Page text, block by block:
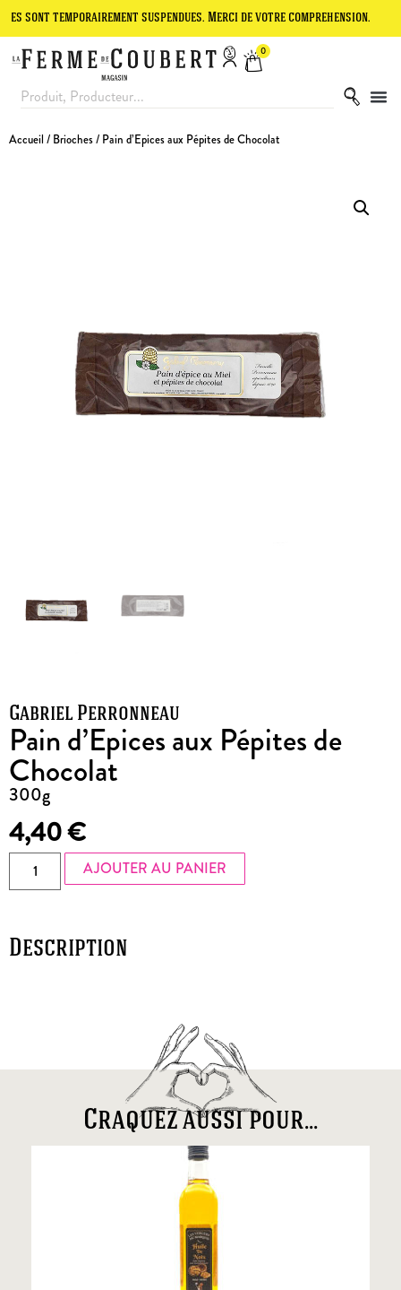
suspendues. Merci de votre compréhension. Le site
0
Accueil / Brioches/ Pain d’Epices aux Pépites de Chocolat
Gabriel Perronneau
Pain d’Epices aux Pépites de
Chocolat
300g
4,40€
AJOUTER AU PANIER
Description
Craquez aussi pour...